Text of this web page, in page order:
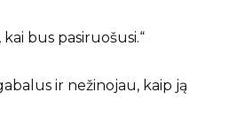
bus pasiruošusi.“
ir nežinojau, kaip ją